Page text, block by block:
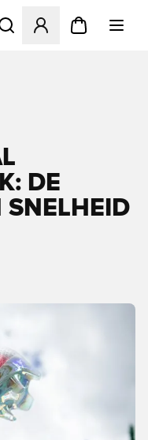
een venster om in
DE
SNELHEID